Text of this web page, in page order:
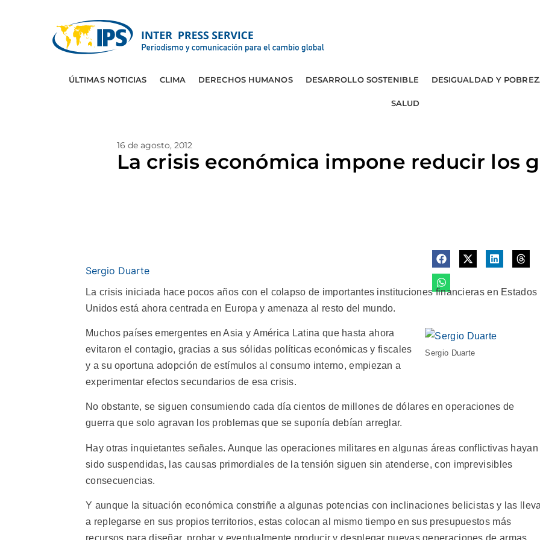
ÚLTIMAS NOTICIAS CLIMA DERECHOS HUMANOS DESARROLLO SOSTENIBLE DESIGUALDAD Y
SALUD
16 de agosto, 2012
La crisis económica impone reducir los
Sergio Duarte
La crisis iniciada hace pocos años con el colapso de importantes instituciones financieras en Estados
Unidos está ahora centrada en Europa y amenaza al resto del mundo.
Sergio Duarte
Muchos países emergentes en Asia y América Latina que hasta ahora
evitaron el contagio, gracias a sus sólidas políticas económicas y fiscales
y a su oportuna adopción de estímulos al consumo interno, empiezan a
experimentar efectos secundarios de esa crisis.
No obstante, se siguen consumiendo cada día cientos de millones de dólares en operaciones de
guerra que solo agravan los problemas que se suponía debían arreglar.
Hay otras inquietantes señales. Aunque las operaciones militares en algunas áreas conflictivas hayan
sido suspendidas, las causas primordiales de la tensión siguen sin atenderse, con imprevisibles
consecuencias.
Y aunque la situación económica constriñe a algunas potencias con inclinaciones belicistas y las
a replegarse en sus propios territorios, estas colocan al mismo tiempo en sus presupuestos más
recursos para diseñar, probar y eventualmente producir y desplegar nuevas generaciones de armas